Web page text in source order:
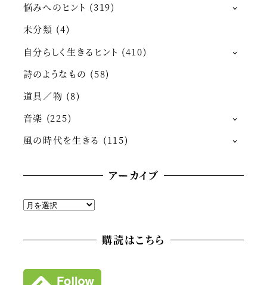
悩みへのヒント (319)
未分類 (4)
自分らしく生きるヒント (410)
詩のようなもの (58)
道具／物 (8)
音楽 (225)
風の時代を生きる (115)
アーカイブ
ア
ブ
購読はこちら